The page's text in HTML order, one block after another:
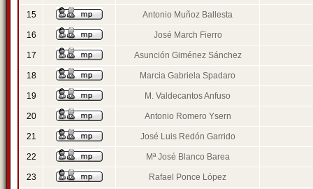
15 Antonio Muñoz Ballesta
16 José March Fierro
17 Asunción Giménez Sánchez
18 Marcia Gabriela Spadaro
19 M. Valdecantos Anfuso
20 Antonio Romero Ysern
21 José Luis Redón Garrido
22 Mª José Blanco Barea
23 Rafael Ponce López